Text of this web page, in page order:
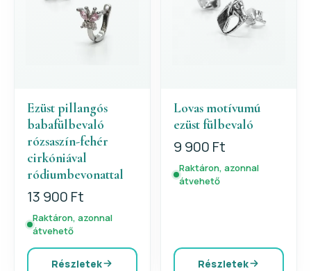
Ezüst pillangós
babafülbevaló
rózsaszín-fehér
cirkóniával
ródiumbevonattal
13 900 Ft
Raktáron, azonnal
átvehető
Részletek
Lovas motívumú
ezüst fülbevaló
9 900 Ft
Raktáron, azonnal
átvehető
Részletek